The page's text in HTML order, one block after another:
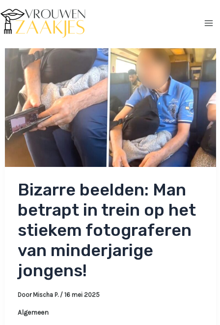
naar
de
Bizarre beelden: Man
betrapt in trein op het
stiekem fotograferen
van minderjarige
jongens!
Door Mischa P. / 16 mei 2025
Algemeen